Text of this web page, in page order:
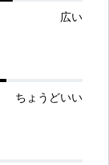
広い
ちょうどいい